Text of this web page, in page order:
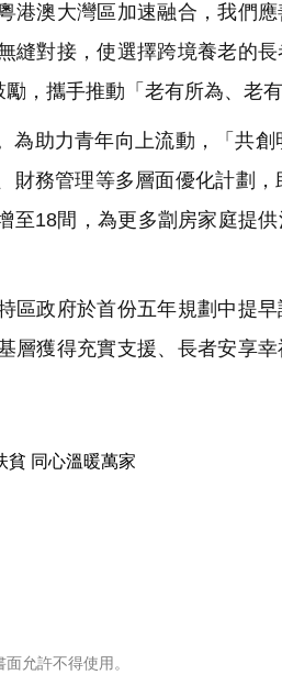
澳大灣區加速融合，我們應
縫對接，使選擇跨境養老的
，攜手推動「老有所為、老有
助力青年向上流動，「共創
務管理等多層面優化計劃，
18間，為更多劏房家庭提
政府於首份五年規劃中提
層獲得充實支援、長者安享
允許不得使用。